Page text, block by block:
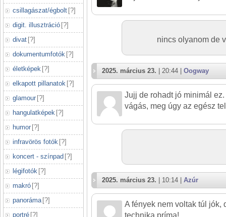
csillagászat/égbolt [?]
digit. illusztráció [?]
divat [?]
dokumentumfotók [?]
életképek [?]
elkapott pillanatok [?]
glamour [?]
hangulatképek [?]
humor [?]
infravörös fotók [?]
koncert - színpad [?]
légifotók [?]
makró [?]
panoráma [?]
portré [?]
nincs olyanom de
2025. március 23. | 20:44 | Oogway
Jujj de rohadt jó minimál
vágás, meg úgy az egész
2025. március 23. | 10:14 | Azúr
A fények nem voltak túl jók,